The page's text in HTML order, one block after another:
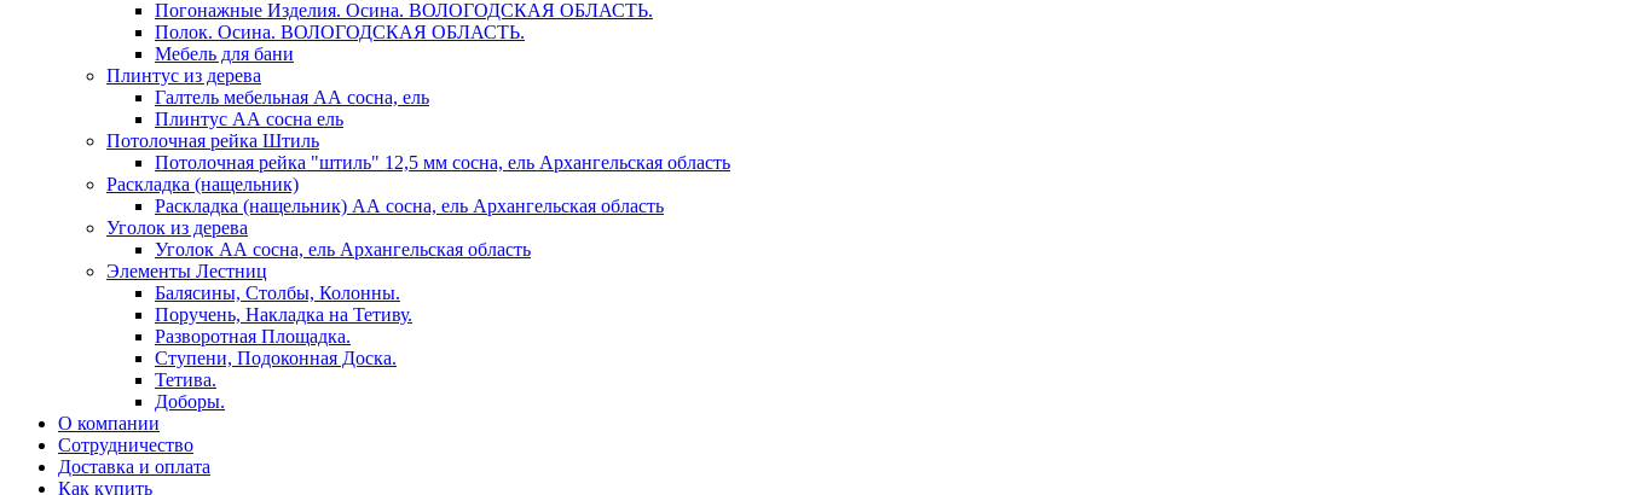
Погонажные Изделия. Осина. ВОЛОГОДСКАЯ ОБЛАСТЬ.
Полок. Осина. ВОЛОГОДСКАЯ ОБЛАСТЬ.
Мебель для бани
Плинтус из дерева
Галтель мебельная АА сосна, ель
Плинтус АА сосна ель
Потолочная рейка Штиль
Потолочная рейка "штиль" 12,5 мм сосна, ель Архангельская область
Раскладка (нащельник)
Раскладка (нащельник) АА сосна, ель Архангельская область
Уголок из дерева
Уголок АА сосна, ель Архангельская область
Элементы Лестниц
Балясины, Столбы, Колонны.
Поручень, Накладка на Тетиву.
Разворотная Площадка.
Ступени, Подоконная Доска.
Тетива.
Доборы.
О компании
Сотрудничество
Доставка и оплата
Как купить